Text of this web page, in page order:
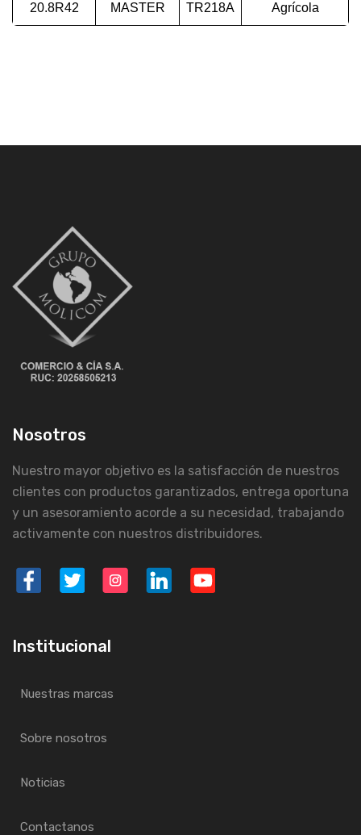
20.8R42 MASTER TR218A Agrícola
Nosotros
Nuestro mayor objetivo es la satisfacción de nuestros
clientes con productos garantizados, entrega oportuna
y un asesoramiento acorde a su necesidad, trabajando
activamente con nuestros distribuidores.
Institucional
Nuestras marcas
Sobre nosotros
Noticias
Contactanos